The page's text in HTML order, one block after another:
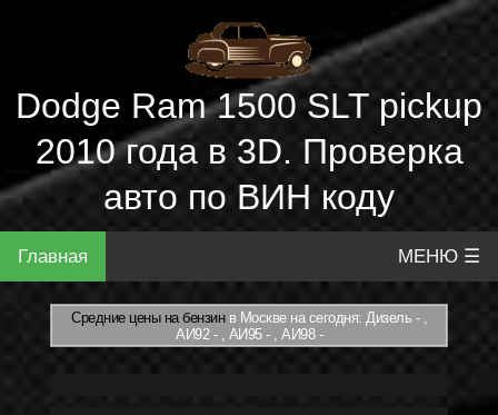
Dodge Ram 1500 SLT pickup
2010 года в 3D. Проверка
авто по ВИН коду
Главная МЕНЮ ☰
Средние цены на бензинв Москве на сегодня: Дизель - ,
АИ92 - , АИ95 - , АИ98 -